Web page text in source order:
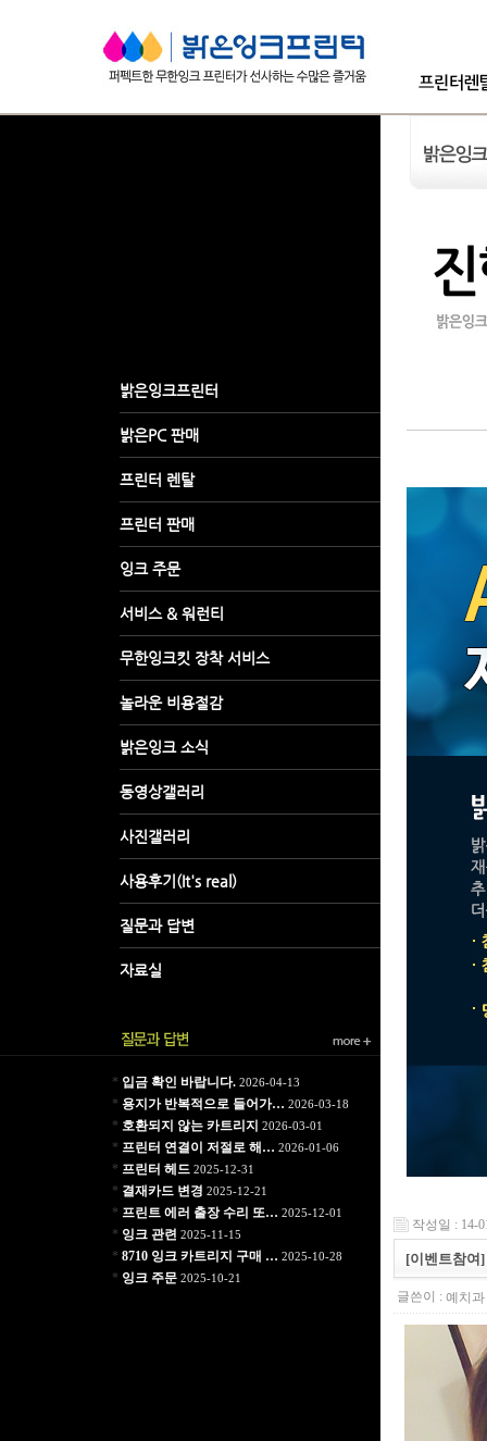
* 입금 확인 바랍니다.2026-04-13
* 용지가 반복적으로 들어가… 2026-03-18
* 호환되지 않는 카트리지 2026-03-01
* 프린터 연결이 저절로 해… 2026-01-06
* 프린터 헤드 2025-12-31
* 결재카드 변경 2025-12-21
* 프린트 에러 출장 수리 또… 2025-12-01
* 잉크 관련 2025-11-15
* 8710 잉크 카트리지 구매 … 2025-10-28
* 잉크 주문2025-10-21
작성일 : 14-
[이벤트참여
글쓴이 : 예치과